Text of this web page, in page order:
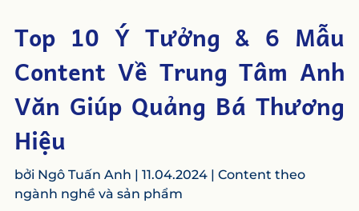
Top 10 Ý Tưởng & 6 Mẫu
Content Về Trung Tâm Anh
Văn Giúp Quảng Bá Thương
Hiệu
bởi Ngô Tuấn Anh | 11.04.2024| Content theo
ngành nghề và sản phẩm